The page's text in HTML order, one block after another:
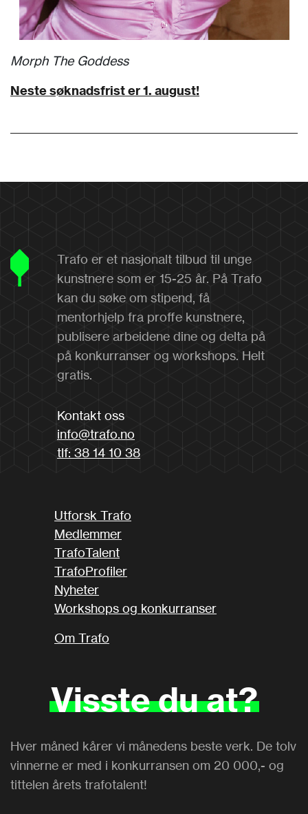
Morph The Goddess
Neste søknadsfrist er 1. august!
Trafo er et nasjonalt tilbud til unge
kunstnere som er 15-25 år. På Trafo
kan du søke om stipend, få
mentorhjelp fra proffe kunstnere,
publisere arbeidene dine og delta på
på konkurranser og workshops. Helt
gratis.
Kontakt oss
info@trafo.no
tlf: 38 14 10 38
Utforsk Trafo
Medlemmer
TrafoTalent
TrafoProfiler
Nyheter
Workshops og konkurranser
Om Trafo
Vissteduat?
Hver måned kårer vi månedens beste verk. De tolv
vinnerne er med i konkurransen om 20 000,- og
tittelen årets trafotalent!